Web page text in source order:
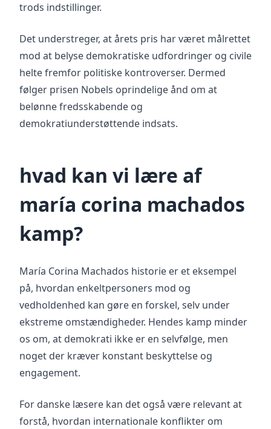
trods indstillinger.
Det understreger, at årets pris har været målrettet
mod at belyse demokratiske udfordringer og civile
helte fremfor politiske kontroverser. Dermed
følger prisen Nobels oprindelige ånd om at
belønne fredsskabende og
demokratiunderstøttende indsats.
hvad kan vi lære af
maría corina machados
kamp?
María Corina Machados historie er et eksempel
på, hvordan enkeltpersoners mod og
vedholdenhed kan gøre en forskel, selv under
ekstreme omstændigheder. Hendes kamp minder
os om, at demokrati ikke er en selvfølge, men
noget der kræver konstant beskyttelse og
engagement.
For danske læsere kan det også være relevant at
forstå, hvordan internationale konflikter om